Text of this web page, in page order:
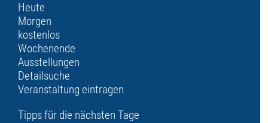
Heute
Morgen
kostenlos
Wochenende
Ausstellungen
Detailsuche
Veranstaltung eintragen
Tipps für die nächsten Tage